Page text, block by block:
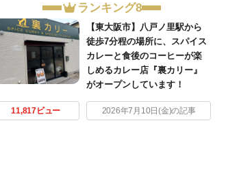
ランキング8
【東大阪市】八戸ノ里駅から
徒歩7分程の場所に、スパイス
カレーと食後のコーヒーが楽
しめるカレー店『裏カリー』
がオープンしています！
11,817ビュー 2026年7月10日(金)の記事